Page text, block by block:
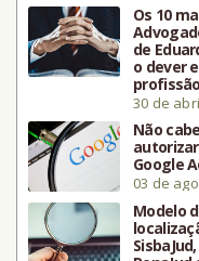
Os 10
de
o dever
profissão
30 de
Não
Google
03 de
Modelo